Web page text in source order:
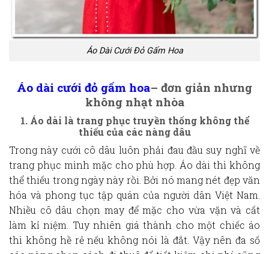
Áo Dài Cưới Đỏ Gấm Hoa
Áo dài cưới đỏ gấm hoa– đơn giản nhưng
không nhạt nhòa
1. Áo dài là trang phục truyền thống không thể
thiếu của các nàng dâu
Trong này cưới cô dâu luôn phải đau đầu suy nghĩ về
trang phục mình mặc cho phù hợp. Áo dài thì không
thể thiếu trong ngày này rồi. Bởi nó mang nét đẹp văn
hóa và phong tục tập quán của người dân Việt Nam.
Nhiều cô dâu chọn may để mặc cho vừa vặn và cất
làm kỉ niệm. Tuy nhiên giá thành cho một chiếc áo
thì không hề rẻ nếu không nói là đắt. Vậy nên đa số